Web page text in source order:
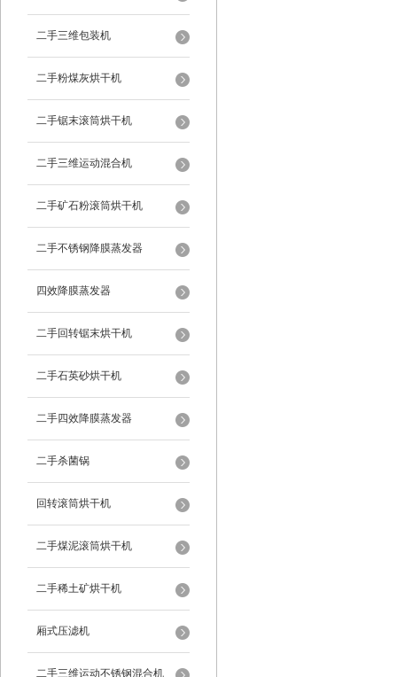
二手三维包装机
二手粉煤灰烘干机
二手锯末滚筒烘干机
二手三维运动混合机
二手矿石粉滚筒烘干机
二手不锈钢降膜蒸发器
四效降膜蒸发器
二手回转锯末烘干机
二手石英砂烘干机
二手四效降膜蒸发器
二手杀菌锅
回转滚筒烘干机
二手煤泥滚筒烘干机
二手稀土矿烘干机
厢式压滤机
二手三维运动不锈钢混合机